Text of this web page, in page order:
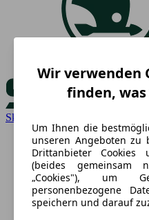
Skoda
Wir verwenden
finden, was
Um Ihnen die
unseren Angeboten zu
Drittanbieter Cookies
(beides gemeinsam
„Cookies"), um
personenbezogene
speichern und darauf